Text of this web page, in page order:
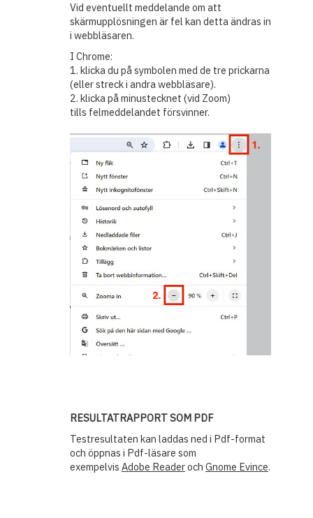
Vid eventuellt meddelande om att
skärmupplösningen är fel kan detta ändras in
i webbläsaren.
I Chrome:
1. klicka du på symbolen med de tre prickarna
(eller streck i andra webbläsare).
2. klicka på minustecknet (vid Zoom)
tills felmeddelandet försvinner.
RESULTATRAPPORT SOM PDF
Testresultaten kan laddas ned i Pdf-format
och öppnas i Pdf-läsare som
exempelvis Adobe Readeroch Gnome Evince.